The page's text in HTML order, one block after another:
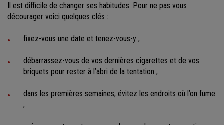
Il est difficile de changer ses habitudes. Pour ne pas vous
décourager voici quelques clés :
fixez-vous une date et tenez-vous-y ;
débarrassez-vous de vos dernières cigarettes et de vos
briquets pour rester à l’abri de la tentation ;
dans les premières semaines, évitez les endroits où l’on fume
;